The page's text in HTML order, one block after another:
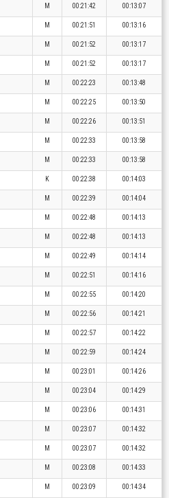
M 00:21:42 00:13:07
M 00:21:51 00:13:16
M 00:21:52 00:13:17
M 00:21:52 00:13:17
M 00:22:23 00:13:48
M 00:22:25 00:13:50
M 00:22:26 00:13:51
M 00:22:33 00:13:58
M 00:22:33 00:13:58
K 00:22:38 00:14:03
M 00:22:39 00:14:04
M 00:22:48 00:14:13
M 00:22:48 00:14:13
M 00:22:49 00:14:14
M 00:22:51 00:14:16
M 00:22:55 00:14:20
M 00:22:56 00:14:21
M 00:22:57 00:14:22
M 00:22:59 00:14:24
M 00:23:01 00:14:26
M 00:23:04 00:14:29
M 00:23:06 00:14:31
M 00:23:07 00:14:32
M 00:23:07 00:14:32
M 00:23:08 00:14:33
M 00:23:09 00:14:34